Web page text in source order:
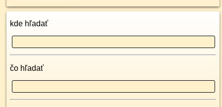
kde hľadať
čo hľadať